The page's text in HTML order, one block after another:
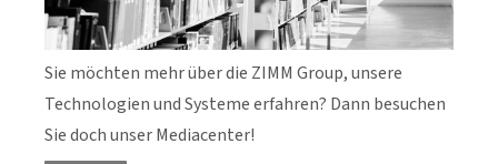
Sie möchten mehr über die ZIMM Group, unsere
Technologien und Systeme erfahren? Dann besuchen
Sie doch unser Mediacenter!